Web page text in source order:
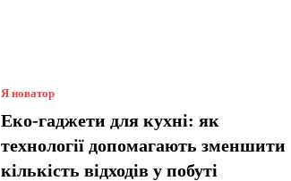
Я новатор
Еко-гаджети для кухні: як
технології допомагають зменшити
кількість відходів у побуті